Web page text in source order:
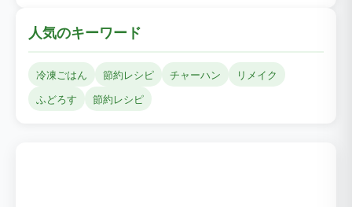
人気のキーワード
冷凍ごはん 節約レシピ チャーハン
リメイク
ふどろす
節約レシピ